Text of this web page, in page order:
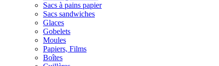
Sacs à pains papier
Sacs sandwiches
Glaces
Gobelets
Moules
Papiers, Films
Boîtes